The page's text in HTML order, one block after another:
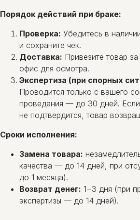
Порядок действий при браке:
Проверка: Убедитесь в
и сохраните чек.
Доставка: Привезите товар
офис для осмотра.
Экспертиза (при спорных
Проводится только с вашего
проведения — до 30 дней.
не подтвердится, товар
Сроки исполнения:
Замена товара:
качества — до 14 дней, при
до 1 месяца).
Возврат денег: 1−3 дня (при
экспертизы — до 14 дней).